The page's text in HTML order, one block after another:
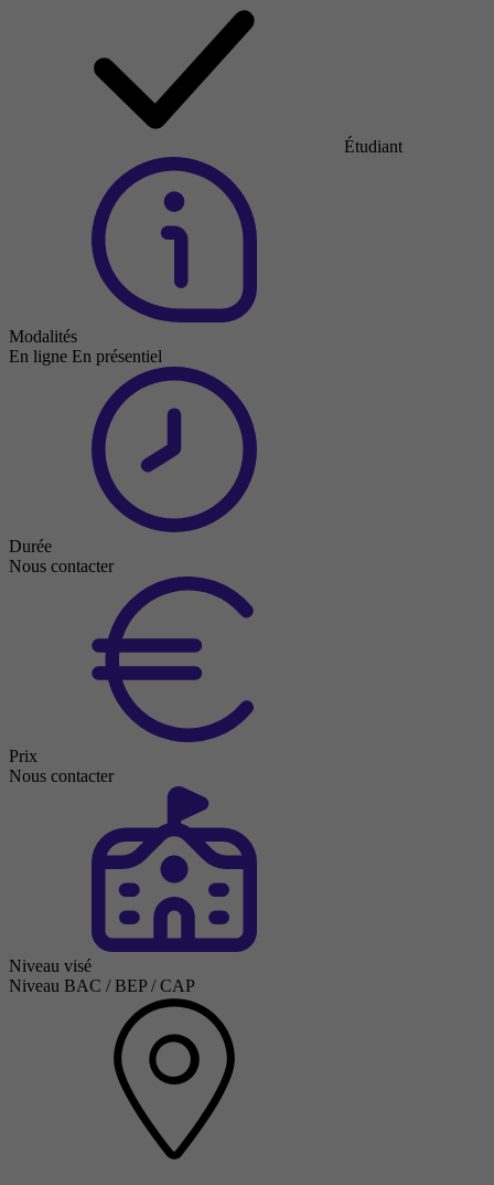
Étudiant
Modalités
En ligne En présentiel
Durée
Nous contacter
Prix
Nous contacter
Niveau visé
Niveau BAC / BEP / CAP